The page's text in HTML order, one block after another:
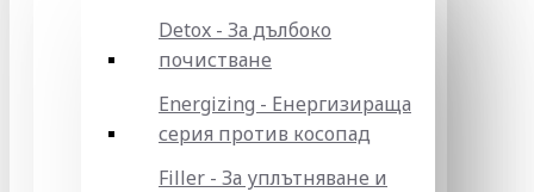
Detox - За дълбоко
почистване
Energizing - Енергизираща
серия против косопад
Filler - За уплътняване и